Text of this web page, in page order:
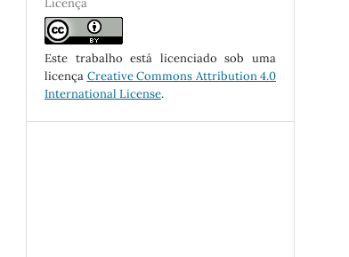
Licença
Este trabalho está licenciado sob uma
licença Creative Commons Attribution 4.0
International License.